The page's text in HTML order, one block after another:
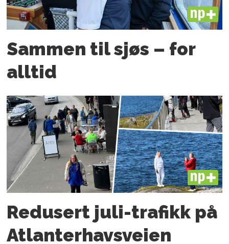
PLUS
Sammen til sjøs – for
alltid
PLUS
Redusert juli-trafikk på
Atlanter­havsveien